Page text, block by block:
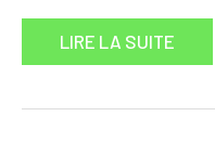
LIRE LA SUITE